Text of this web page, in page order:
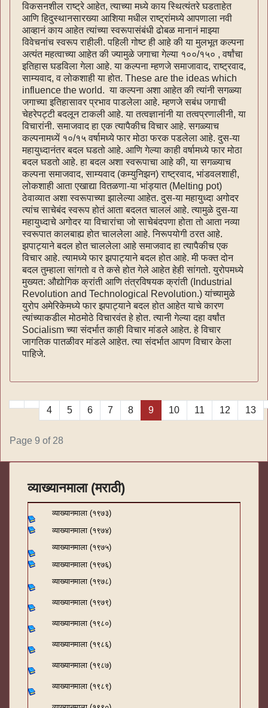
विकसनशील राष्ट्रे आहेत, त्याच्या मध्ये काय स्थित्यंतरे घडताहेत
आणि हिदुस्थानसारख्या आशिया मधील राष्ट्रांमध्ये आपणाला नवी
आव्हानं काय आहेत त्यांच्या स्वरूपासंबंधी ढोबळ मानानं माझ्या
विवेचनांच स्वरूप राहीली. पहिली गोष्ट ही आहे की या मुलभूत कल्पना
अत्यंत महत्वाच्या आहेत की ज्यामुळे जगाचा गेल्या १००/१५० , वर्षांचा
इतिहास घडविला गेला आहे. या कल्पना म्हणजे समाजावाद, राष्ट्रवाद,
साम्यवाद, व लोकशाही या होत. These are the ideas which
influence the world. या कल्पना अशा आहेत की त्यांनी सगळ्या
जगाच्या इतिहासावर प्रभाव पाडलेला आहे. म्हणजे सबंध जगाची
चेहरेपट्टी बदलून टाकली आहे. या तत्वज्ञानांनी या तत्वप्रणालीनी, या
विचारांनी. समाजवाद हा एक त्यापैकीच विचार आहे. सगळ्याच
कल्पनामध्यें १०/१५ वर्षामध्ये फार मोठा फरक पडलेला आहे. दुस-या
महायुध्दानंतर बदल घडतो आहे. आणि गेल्या काही वर्षामध्ये फार मोठा
बदल घडतो आहे. हा बदल अशा स्वरूपाचा आहे की, या सगळ्याच
कल्पना समाजवाद, साम्यवाद (कम्युनिझन) राष्ट्रवाद, भांडवलशाही,
लोकशाही आता एखाद्या वितळणा-या भांड्यात (Melting pot)
ठेवाव्यात अशा स्वरूपाच्या झालेल्या आहेत. दुस-या महायुध्दा अगोदर
त्यांच साचेबंद स्वरूप होतं आता बदलत चाललं आहे. त्यामुळे दुस-या
महायुध्दाचे अगोदर या विचारांचा जो साचेबंदपणा होता तो आता नव्या
स्वरूपात कालबाह्य होत चाललेला आहे. निरूपयोगी ठरत आहे.
झपाट्याने बदल होत चाललेला आहे समाजवाद हा त्यापैकीच एक
विचार आहे. त्यामध्ये फार झपाट्याने बदल होत आहे. मी फक्त दोन
बदल तुम्हाला सांगतो व ते कसे होत गेले आहेत हेही सांगतो. युरोपमध्ये
मुख्यत: औद्योगिक क्रांती आणि तंत्रविषयक क्रांती (Industrial
Revolution and Technological Revolution.) यांच्यामुळे
युरोप अमेरिकेमध्ये फार झपाट्याने बदल होत आहेत याचे कारण
त्यांच्याकडील मोठमोठे विचारवंत हे होत. त्यानी गेल्या दहा वर्षांत
Socialism च्या संदर्भात काही विचार मांडले आहेत. हे विचार
जागतिक पातळीवर मांडले आहेत. त्या संदर्भात आपण विचार केला
पाहिजे.
4 5 6 7 8 9 10 11 12 13
Page 9 of 28
व्याख्यानमाला (मराठी)
व्याख्यानमाला (१९७३)
व्याख्यानमाला (१९७४)
व्याख्यानमाला (१९७५)
व्याख्यानमाला (१९७६)
व्याख्यानमाला (१९७८)
व्याख्यानमाला (१९७९)
व्याख्यानमाला (१९८०)
व्याख्यानमाला (१९८६)
व्याख्यानमाला (१९८७)
व्याख्यानमाला (१९८९)